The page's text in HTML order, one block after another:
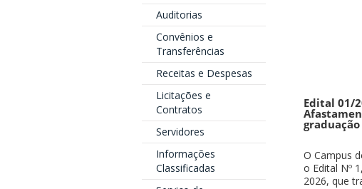
Auditorias
Convênios e
Transferências
Receitas e Despesas
Licitações e
Contratos
Servidores
Informações
Classificadas
Edital 01/
O Campus
o Edital Nº
2026, que